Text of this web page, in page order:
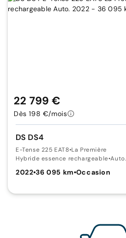
DS DS4
E-Tense 225 EAT8•La Première
Hybride essence rechargeable•Auto.
2022•36 095 km•Occasion
22 799 €
Dès 198 €/mois